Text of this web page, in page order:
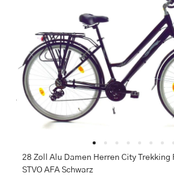
28 Zoll Alu Damen Herren City Trekking
STVO AFA Schwarz